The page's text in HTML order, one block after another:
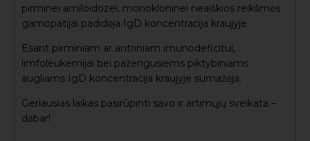
pirminei amiloidozei, monokloninei neaiškios reikšmės
gamopatijai padidėja IgD koncentracija kraujyje.
Esant pirminiam ar antriniam imunodeficitui,
limfoleukemijai bei pažengusiems piktybiniams
augliams IgD koncentracija kraujyje sumažėja.
Geriausias laikas pasirūpinti savo ir artimųjų sveikata –
dabar!